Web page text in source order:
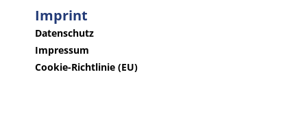
Imprint
Datenschutz
Impressum
Cookie-Richtlinie (EU)